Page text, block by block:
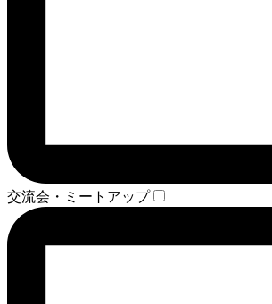
交流会・ミートアップ